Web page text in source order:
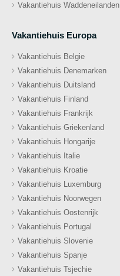
Vakantiehuis Waddeneilanden
Vakantiehuis Europa
Vakantiehuis Belgie
Vakantiehuis Denemarken
Vakantiehuis Duitsland
Vakantiehuis Finland
Vakantiehuis Frankrijk
Vakantiehuis Griekenland
Vakantiehuis Hongarije
Vakantiehuis Italie
Vakantiehuis Kroatie
Vakantiehuis Luxemburg
Vakantiehuis Noorwegen
Vakantiehuis Oostenrijk
Vakantiehuis Portugal
Vakantiehuis Slovenie
Vakantiehuis Spanje
Vakantiehuis Tsjechie